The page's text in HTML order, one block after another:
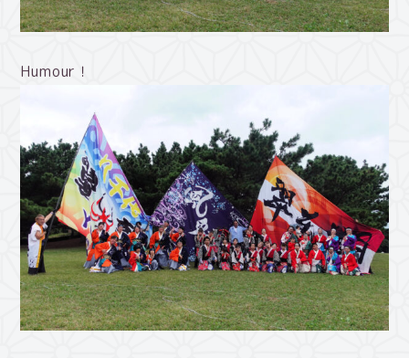
Humour！